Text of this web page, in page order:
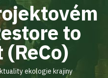
to
ekologie krajiny